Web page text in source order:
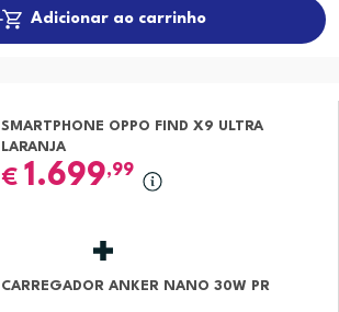
Adicionar ao carrinho
SMARTPHONE OPPO FIND X9 ULTRA
LARANJA
€ 1.699,99
CARREGADOR ANKER NANO 30W PR